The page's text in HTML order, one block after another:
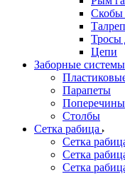
Скобы
Тросы
Цепи
Заборные системы
Парапеты
Поперечины
Столбы
Сетка рабица
Сетка
Сетка
Сетка